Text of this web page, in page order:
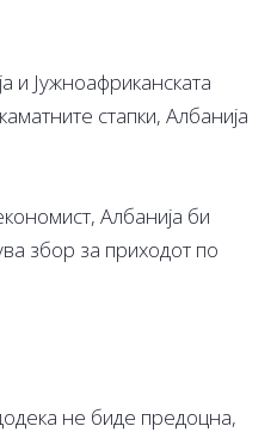
и Јужноафриканската
стапки, Албанија
Албанија би
збор за приходот по
не биде предоцна,